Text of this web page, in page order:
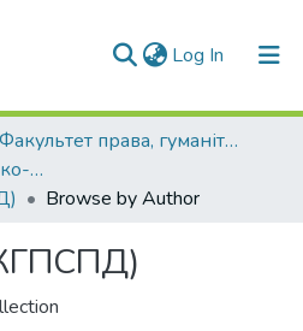
Log In (current)
Факультет права, гуманітарних і соціальних наук
кафедра господарсько-правових та суспільно-політичних дисциплін
Browse by Author